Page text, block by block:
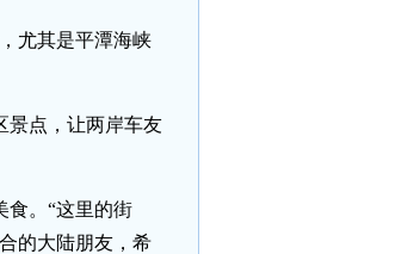
尤其是平潭海峡
景点，让两岸车友
食。“这里的街
的大陆朋友，希